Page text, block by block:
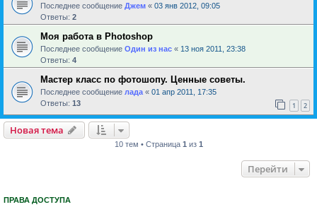
Последнее сообщение Джем « 03 янв 2012, 09:05
Ответы: 2
Моя работа в Photoshop
Последнее сообщение Один из нас « 13 ноя 2011, 23:38
Ответы: 4
Мастер класс по фотошопу. Ценные советы.
Последнее сообщение лада « 01 апр 2011, 17:35
Ответы: 13 1 2
Новая тема
10 тем • Страница 1 из 1
Перейти
ПРАВА ДОСТУПА